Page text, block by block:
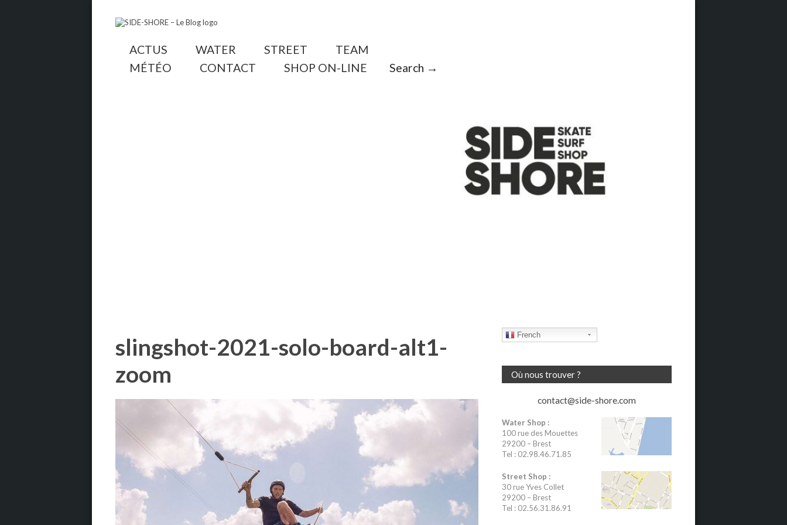
ACTUS WATER STREET
TEAM
MÉTÉO
CONTACT SHOP ON-LINE Search →
slingshot-2021-solo-board-alt1-
zoom
French
Où nous trouver ?
contact@side-shore.com
Water Shop :
100 rue des Mouettes
29200 – Brest
Tel : 02.98.46.71.85
Street Shop :
30 rue Yves Collet
29200 – Brest
Tel : 02.56.31.86.91